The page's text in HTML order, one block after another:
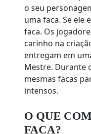
o seu
uma faca. Se ele
faca. Os
carinho na
entregam em
Mestre. Durante
mesmas facas
intensos.
O QUE
FACA?